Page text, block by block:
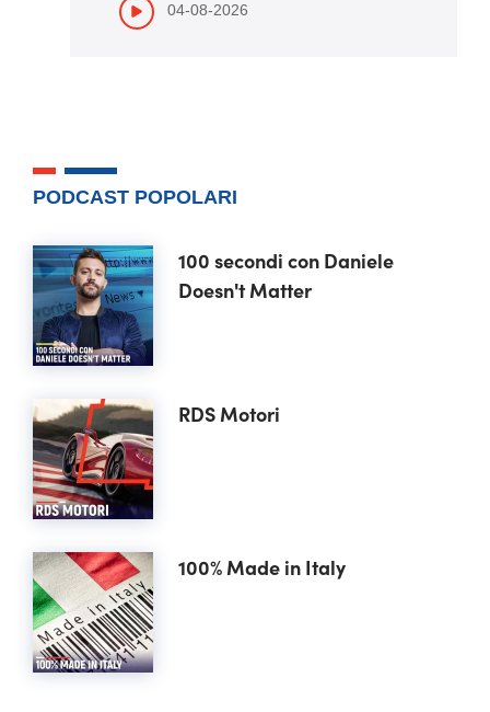
04-08-2026
PODCAST POPOLARI
100 secondi con Daniele
Doesn't Matter
RDS Motori
100% Made in Italy